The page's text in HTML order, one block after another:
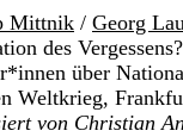
Mittnik / Georg
des
über
Weltkrieg,
von Christian